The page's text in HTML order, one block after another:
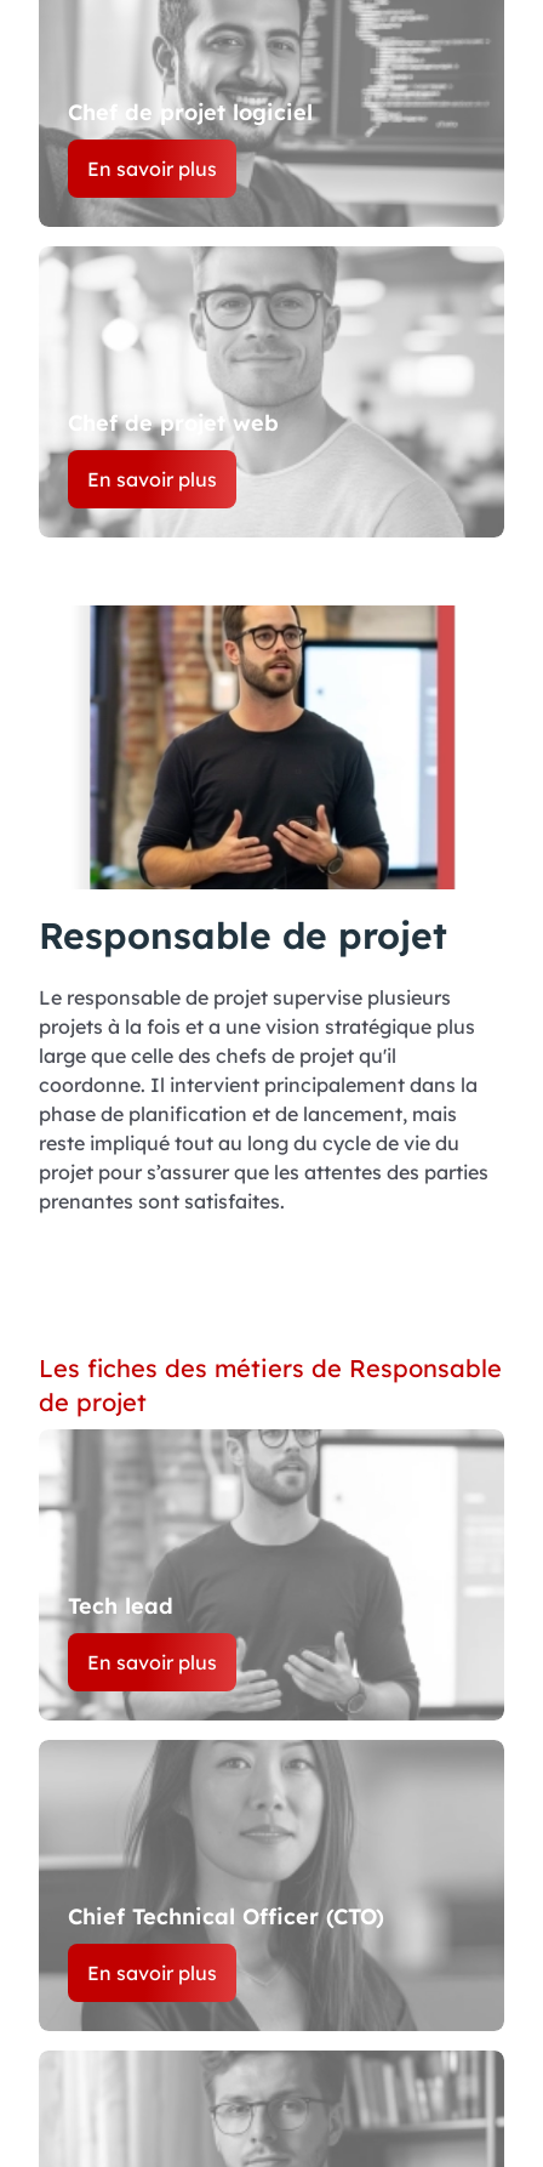
Chef de projet logiciel
En savoir plus
Chef de projet web
En savoir plus
Responsable de projet
Le responsable de projet supervise plusieurs
projets à la fois et a une vision stratégique plus
large que celle des chefs de projet qu'il
coordonne. Il intervient principalement dans la
phase de planification et de lancement, mais
reste impliqué tout au long du cycle de vie du
projet pour s’assurer que les attentes des parties
prenantes sont satisfaites.
Les fiches des métiers de Responsable
de projet
Tech lead
En savoir plus
Chief Technical Officer (CTO)
En savoir plus